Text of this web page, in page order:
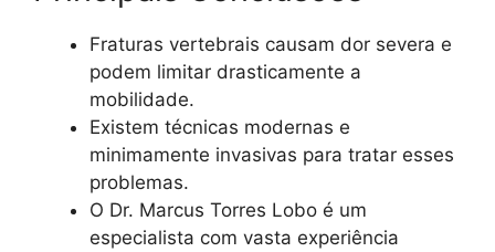
Fraturas vertebrais causam dor severa e
podem limitar drasticamente a
mobilidade.
Existem técnicas modernas e
minimamente invasivas para tratar esses
problemas.
O Dr. Marcus Torres Lobo é um
especialista com vasta experiência